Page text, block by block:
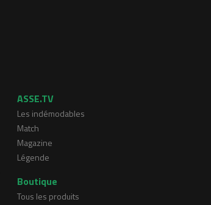
ASSE.TV
Les indémodables
Match
Magazine
Légende
Boutique
Tous les produits